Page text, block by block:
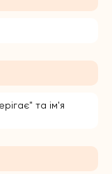
та ім'я